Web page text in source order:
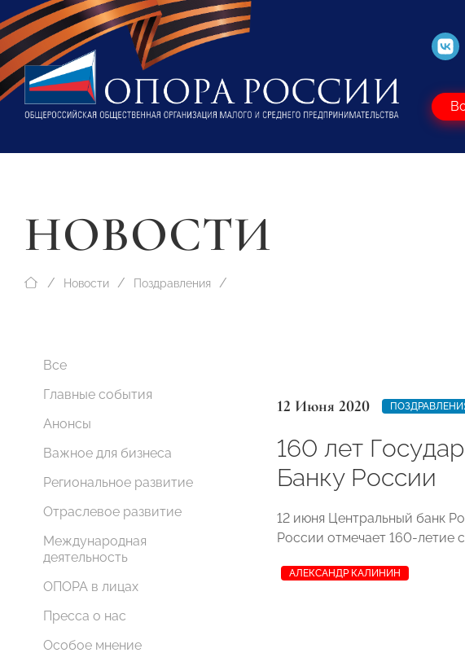
НОВОСТИ
Новости Поздравления
Все
Главные события
Анонсы
Важное для бизнеса
Региональное развитие
Отраслевое развитие
Международная
деятельность
ОПОРА в лицах
Пресса о нас
Особое мнение
12 Июня 2020
160 лет
Банку России
12 июня Центральный банк
России отмечает 160-летие
АЛЕКСАНДР КАЛИНИН